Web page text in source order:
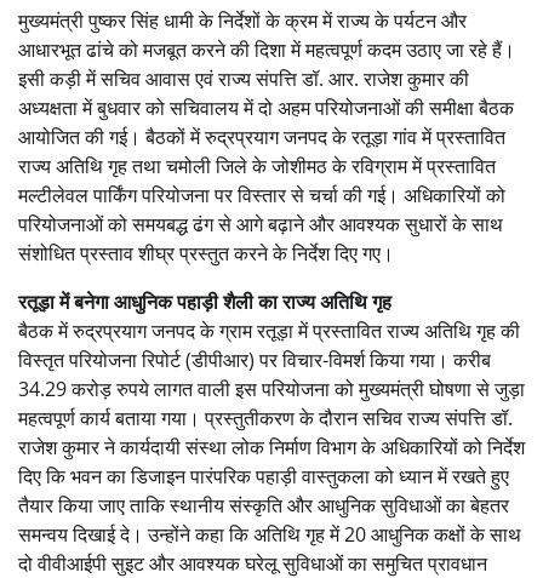
मुख्यमंत्री पुष्कर सिंह धामी के निर्देशों के क्रम में राज्य के पर्यटन और
आधारभूत ढांचे को मजबूत करने की दिशा में महत्वपूर्ण कदम उठाए जा रहे हैं।
इसी कड़ी में सचिव आवास एवं राज्य संपत्ति डॉ. आर. राजेश कुमार की
अध्यक्षता में बुधवार को सचिवालय में दो अहम परियोजनाओं की समीक्षा बैठक
आयोजित की गई। बैठकों में रुद्रप्रयाग जनपद के रतूड़ा गांव में प्रस्तावित
राज्य अतिथि गृह तथा चमोली जिले के जोशीमठ के रविग्राम में प्रस्तावित
मल्टीलेवल पार्किंग परियोजना पर विस्तार से चर्चा की गई। अधिकारियों को
परियोजनाओं को समयबद्ध ढंग से आगे बढ़ाने और आवश्यक सुधारों के साथ
संशोधित प्रस्ताव शीघ्र प्रस्तुत करने के निर्देश दिए गए।
रतूड़ा में बनेगा आधुनिक पहाड़ी शैली का राज्य अतिथि गृह
बैठक में रुद्रप्रयाग जनपद के ग्राम रतूड़ा में प्रस्तावित राज्य अतिथि गृह की
विस्तृत परियोजना रिपोर्ट (डीपीआर) पर विचार-विमर्श किया गया। करीब
34.29 करोड़ रुपये लागत वाली इस परियोजना को मुख्यमंत्री घोषणा से जुड़ा
महत्वपूर्ण कार्य बताया गया। प्रस्तुतीकरण के दौरान सचिव राज्य संपत्ति डॉ.
राजेश कुमार ने कार्यदायी संस्था लोक निर्माण विभाग के अधिकारियों को निर्देश
दिए कि भवन का डिजाइन पारंपरिक पहाड़ी वास्तुकला को ध्यान में रखते हुए
तैयार किया जाए ताकि स्थानीय संस्कृति और आधुनिक सुविधाओं का बेहतर
समन्वय दिखाई दे। उन्होंने कहा कि अतिथि गृह में 20 आधुनिक कक्षों के साथ
दो वीवीआईपी सुइट और आवश्यक घरेलू सुविधाओं का समुचित प्रावधान